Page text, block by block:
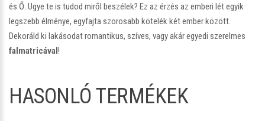
és Ő. Ugye te is tudod miről beszélek? Ez az érzés az emberi lét egyik
legszebb élménye, egyfajta szorosabb kötelék két ember között.
Dekoráld ki lakásodat romantikus, szíves, vagy akár egyedi szerelmes
falmatricával!
HASONLÓ TERMÉKEK